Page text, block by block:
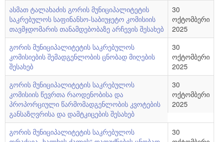
ასმათ ტალახაძის გორის მუნიციპალიტეტის
საკრებულოს საფინანსო-საბიუჯეტო კომისიის
თავმჯდომარის თანამდებობაზე არჩევის შესახებ
30
ოქტომბერი
2025
გორის მუნიციპალიტეტის საკრებულოს
კომისიების შემადგენლობის ცნობად მიღების
შესახებ
30
ოქტომბერი
2025
გორის მუნიციპალიტეტის საკრებულოს
კომისიის წევრთა რაოდენობისა და
პროპორციული წარმომადგენლობის კვოტების
განსაზღვრისა და დამტკიცების შესახებ
30
ოქტომბერი
2025
გორის მუნიციპალიტეტის საკრებულოს
30
საკრებულოს აპარატი
გენდერული საბჭო
სამუშაო ჯგუფები
2021 - 2025 წლის საკრებულოს წევრები
ბიუჯეტი
მუნიციპალიტეტის სიმბოლიკა
საშტატო ნუსხა და თანამდებობრივი სარგო
რეგლამენტი
საჯარო ინფორმაციის პროაქტიულად გამოქვეყნების
წესი
ელექტრონული საქმის წარმოების წესი